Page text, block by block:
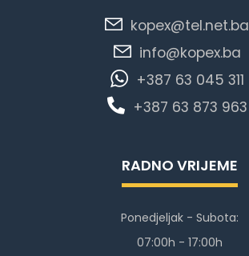
kopex@tel.net.ba
info@kopex.ba
+387 63 045 311
+387 63 873 963
RADNO VRIJEME
Ponedjeljak - Subota:
07:00h - 17:00h